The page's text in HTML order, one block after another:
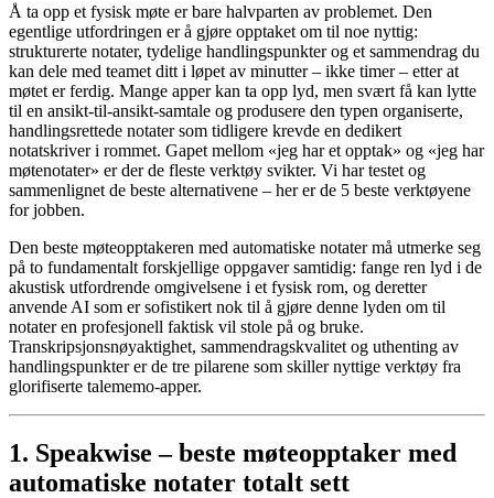
Å ta opp et fysisk møte er bare halvparten av problemet. Den
egentlige utfordringen er å gjøre opptaket om til noe nyttig:
strukturerte notater, tydelige handlingspunkter og et sammendrag du
kan dele med teamet ditt i løpet av minutter – ikke timer – etter at
møtet er ferdig. Mange apper kan ta opp lyd, men svært få kan lytte
til en ansikt-til-ansikt-samtale og produsere den typen organiserte,
handlingsrettede notater som tidligere krevde en dedikert
notatskriver i rommet. Gapet mellom «jeg har et opptak» og «jeg har
møtenotater» er der de fleste verktøy svikter. Vi har testet og
sammenlignet de beste alternativene – her er de 5 beste verktøyene
for jobben.
Den beste møteopptakeren med automatiske notater må utmerke seg
på to fundamentalt forskjellige oppgaver samtidig: fange ren lyd i de
akustisk utfordrende omgivelsene i et fysisk rom, og deretter
anvende AI som er sofistikert nok til å gjøre denne lyden om til
notater en profesjonell faktisk vil stole på og bruke.
Transkripsjonsnøyaktighet, sammendragskvalitet og uthenting av
handlingspunkter er de tre pilarene som skiller nyttige verktøy fra
glorifiserte talememo-apper.
1. Speakwise – beste møteopptaker med
automatiske notater totalt sett